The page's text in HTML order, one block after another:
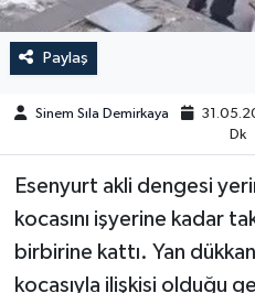
Paylaş
Sinem Sıla Demirkaya
Dk
Esenyurt akli dengesi
kocasını işyerine kadar
birbirine kattı. Yan
kocasıyla ilişkisi olduğu